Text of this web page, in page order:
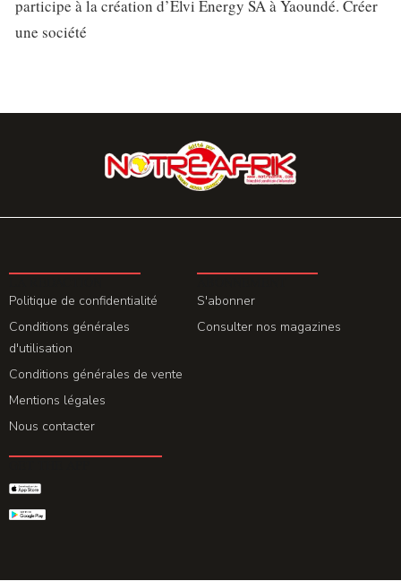
participe à la création d’Elvi Energy SA à Yaoundé. Créer
une société
Politique de confidentialité
Conditions générales
d'utilisation
Conditions générales de vente
Mentions légales
Nous contacter
S'abonner
Consulter nos magazines